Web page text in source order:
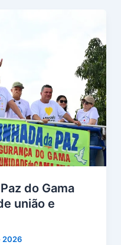
do Gama
união e
2026